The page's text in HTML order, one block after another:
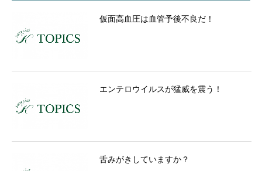
仮面高血圧は血管予後不良だ！
エンテロウイルスが猛威を震う！
舌みがきしていますか？